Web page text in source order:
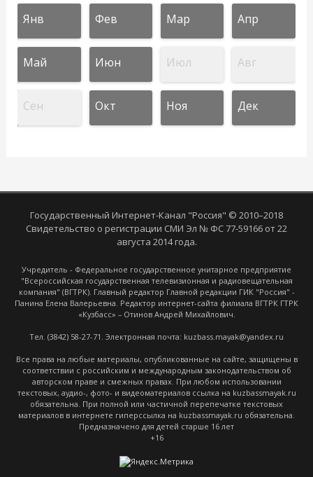
Янв Фев Мар Апр
Май Июн Июл Авг
Сен Окт Ноя Дек
Государственный Интернет-Канал "Россия" © 2010–2018
Свидетельство о регистрации СМИ Эл № ФС 77-59166 от 22
августа 2014 года.
Учредитель - Федеральное государственное унитарное предприятие
"Всероссийская государственная телевизионная и радиовещательная
компания" (ВГТРК). Главный редактор Главной редакции ГИК "Россия" -
Панина Елена Валерьевна. Редактор интернет-сайта филиала ВГТРК ГТРК
«Кузбасс» – Отинов Андрей Михайлович.
Тел. (3842) 58-27-71. Электронная почта: kuzbass.mayak@yandex.ru
Все права на любые материалы, опубликованные на сайте, защищены в
соответствии с российским и международным законодательством об
авторском праве и смежных правах. При любом использовании
текстовых, аудио-, фото- и видеоматериалов ссылка на kuzbassmayak.ru
обязательна. При полной или частичной перепечатке текстовых
материалов в интернете гиперссылка на kuzbassmayak.ru обязательна.
Предназначено для детей старше 16 лет
+16